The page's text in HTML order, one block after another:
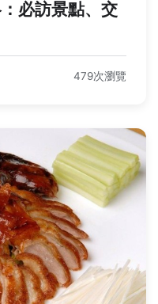
必訪景點、交
479次瀏覽